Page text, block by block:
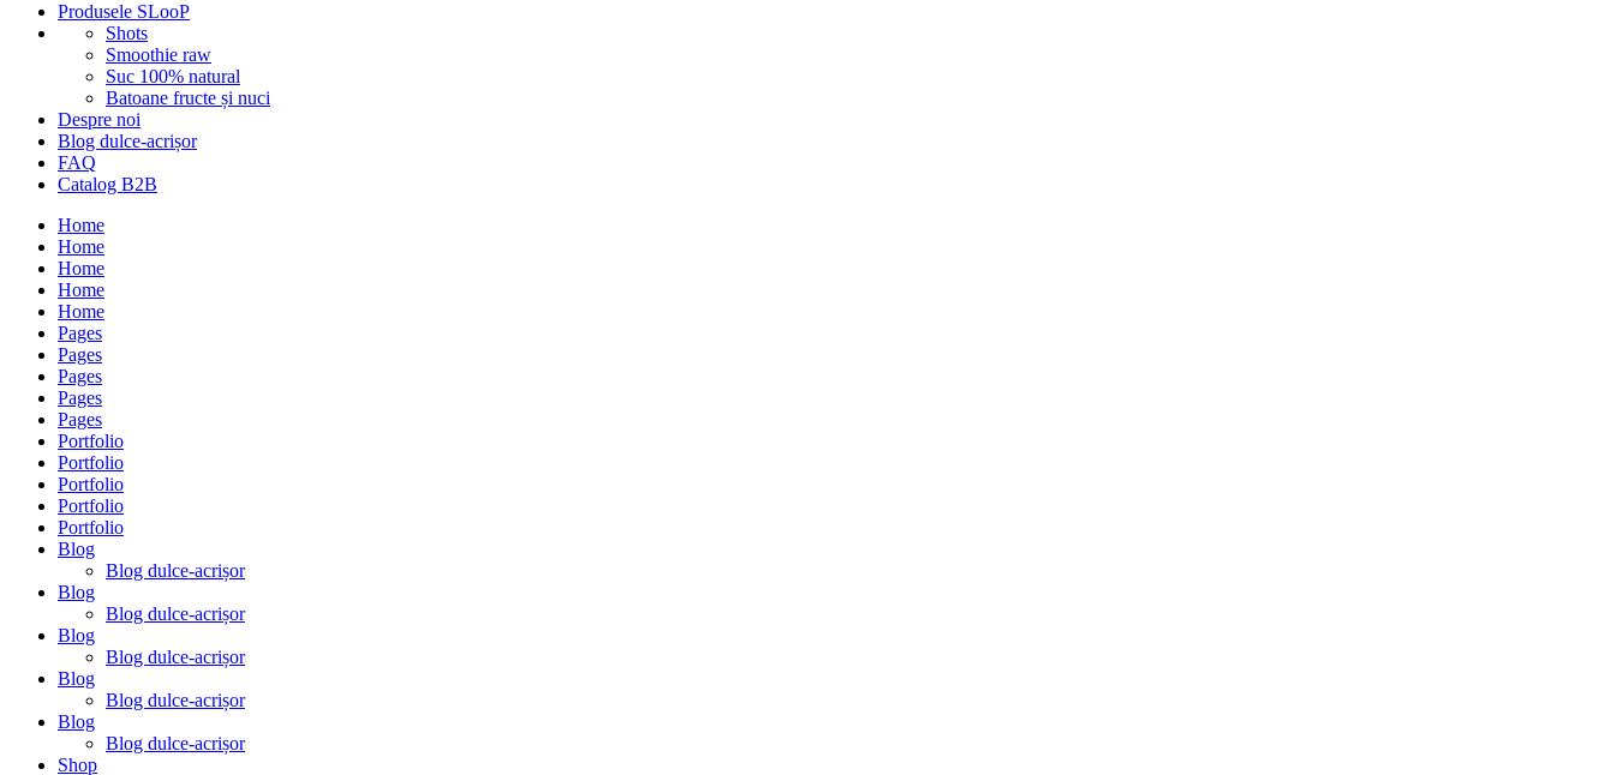
Produsele SLooP
Shots
Smoothie raw
Suc 100% natural
Batoane fructe și nuci
Despre noi
Blog dulce-acrișor
FAQ
Catalog B2B
Home
Home
Home
Home
Home
Pages
Pages
Pages
Pages
Pages
Portfolio
Portfolio
Portfolio
Portfolio
Portfolio
Blog
Blog dulce-acrișor
Blog
Blog dulce-acrișor
Blog
Blog dulce-acrișor
Blog
Blog dulce-acrișor
Blog
Blog dulce-acrișor
Shop